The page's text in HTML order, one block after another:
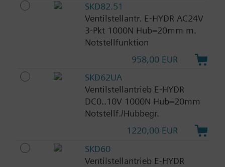
SKD82.51
Ventilstellantr. E-HYDR AC24V
3-Pkt 1000N Hub=20mm m.
Notstellfunktion
958,00 EUR
SKD62UA
Ventilstellantrieb E-HYDR
DC0..10V 1000N Hub=20mm
Notstellf./Hubbegr.
1220,00 EUR
SKD60
Ventilstellantrieb E-HYDR